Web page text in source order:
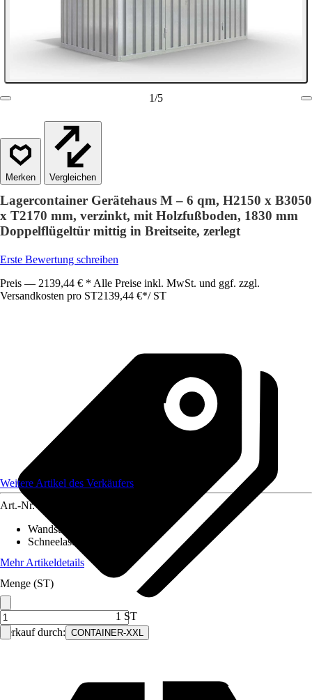
1/5
Vergleichen
Lagercontainer Gerätehaus M – 6 qm, H2150 x B3050
x T2170 mm, verzinkt, mit Holzfußboden, 1830 mm
Doppelflügeltür mittig in Breitseite, zerlegt
Erste Bewertung schreiben
Preis — 2139,44 € * Alle Preise inkl. MwSt. und ggf. zzgl.
Versandkosten pro ST2139,44 €*/ ST
Verkauf durch: CONTAINER-XXL
Weitere Artikel des Verkäufers
Art.-Nr.
Wandstärke
Schneelast
Mehr Artikeldetails
Menge (ST)
1 ST